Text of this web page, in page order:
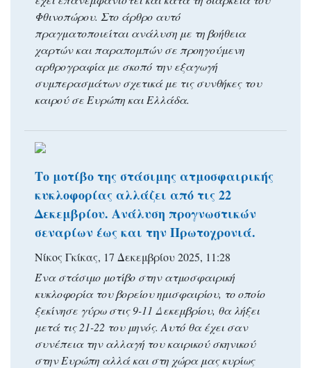
Φθινοπώρου. Στο άρθρο αυτό
πραγματοποιείται ανάλυση με τη βοήθεια
χαρτών και παραπομπών σε προηγούμενη
αρθρογραφία με σκοπό την εξαγωγή
συμπερασμάτων σχετικά με τις συνθήκες του
καιρού σε Ευρώπη και Ελλάδα.
Το μοτίβο της στάσιμης ατμοσφαιρικής
κυκλοφορίας αλλάζει από τις 22
Δεκεμβρίου. Ανάλυση προγνωστικών
σεναρίων έως και την Πρωτοχρονιά.
Νίκος Γκίκας, 17 Δεκεμβρίου 2025, 11:28
Ένα στάσιμο μοτίβο στην ατμοσφαιρική
κυκλοφορία του βορείου ημισφαιρίου, το οποίο
ξεκίνησε γύρω στις 9-11 Δεκεμβρίου, θα λήξει
μετά τις 21-22 του μηνός. Αυτό θα έχει σαν
συνέπεια την αλλαγή του καιρικού σκηνικού
στην Ευρώπη αλλά και στη χώρα μας κυρίως